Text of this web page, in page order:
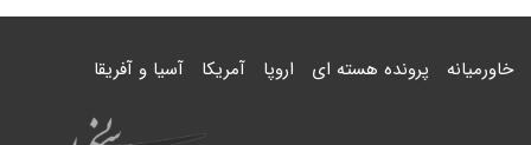
خاورمیانه پرونده هسته ای اروپا آمریکا آسیا و آفریقا